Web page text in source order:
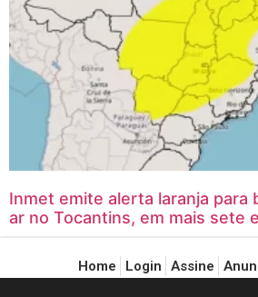
Inmet emite alerta laranja para
ar no Tocantins, em mais sete
Home Login Assine